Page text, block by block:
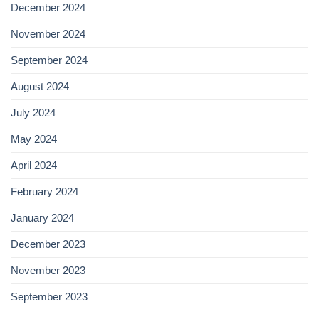
December 2024
November 2024
September 2024
August 2024
July 2024
May 2024
April 2024
February 2024
January 2024
December 2023
November 2023
September 2023